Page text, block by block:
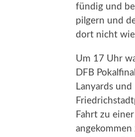
fündig und
pilgern und
dort nicht
Um 17 Uhr
DFB
Lanyards
Fahrt zu